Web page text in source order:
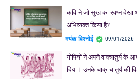
कवि ने जो सुख का स्वप्न देखा
अभिव्यक्त किया है?
मयंक विश्नोई 09/01/2026
गोपियों ने अपने वाक्चातुर्य के
दिया। उनके वाक्-चातुर्य की